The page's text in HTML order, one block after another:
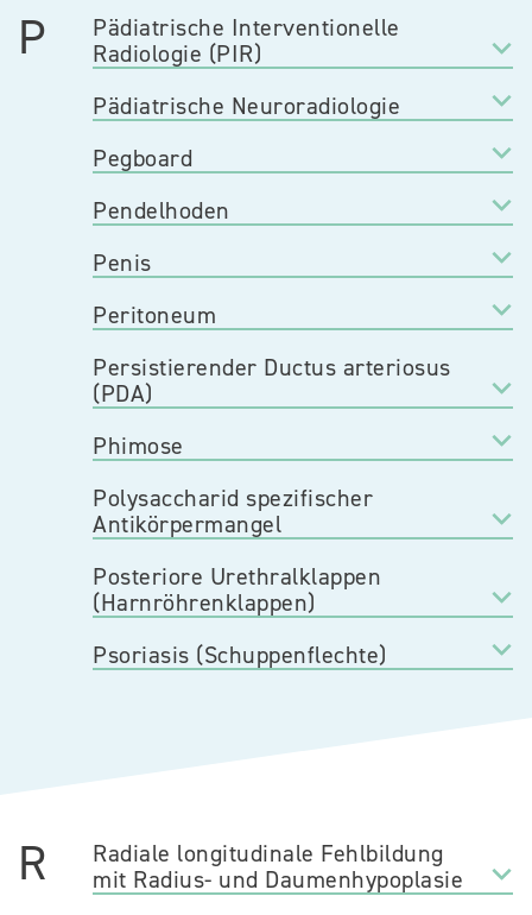
P
Pädiatrische Interventionelle
Radiologie (PIR)
Pädiatrische Neuroradiologie
Pegboard
Pendelhoden
Penis
Peritoneum
Persistierender Ductus arteriosus
(PDA)
Phimose
Polysaccharid spezifischer
Antikörpermangel
Posteriore Urethralklappen
(Harnröhrenklappen)
Psoriasis (Schuppenflechte)
R
Radiale longitudinale Fehlbildung
mit Radius- und Daumenhypoplasie